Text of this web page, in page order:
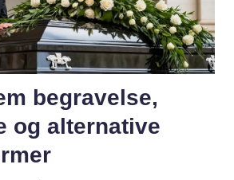
begravelse,
og alternative